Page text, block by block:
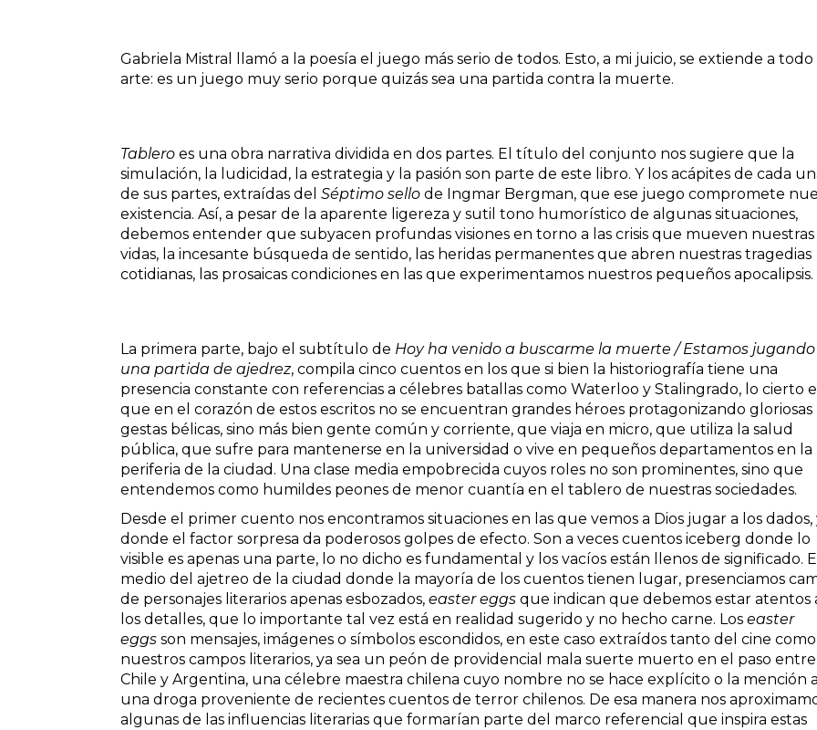
Gabriela Mistral llamó a la poesía el juego más serio de todos. Esto, a mi juicio, se extiende a todo
arte: es un juego muy serio porque quizás sea una partida contra la muerte.
Tablero es una obra narrativa dividida en dos partes. El título del conjunto nos sugiere que la
simulación, la ludicidad, la estrategia y la pasión son parte de este libro. Y los acápites de cada
de sus partes, extraídas del Séptimo sello de Ingmar Bergman, que ese juego compromete
existencia. Así, a pesar de la aparente ligereza y sutil tono humorístico de algunas situaciones,
debemos entender que subyacen profundas visiones en torno a las crisis que mueven nuestras
vidas, la incesante búsqueda de sentido, las heridas permanentes que abren nuestras tragedias
cotidianas, las prosaicas condiciones en las que experimentamos nuestros pequeños apocalipsis.
La primera parte, bajo el subtítulo de Hoy ha venido a buscarme la muerte / Estamos jugando
una partida de ajedrez, compila cinco cuentos en los que si bien la historiografía tiene una
presencia constante con referencias a célebres batallas como Waterloo y Stalingrado, lo cierto
que en el corazón de estos escritos no se encuentran grandes héroes protagonizando gloriosas
gestas bélicas, sino más bien gente común y corriente, que viaja en micro, que utiliza la salud
pública, que sufre para mantenerse en la universidad o vive en pequeños departamentos en la
periferia de la ciudad. Una clase media empobrecida cuyos roles no son prominentes, sino que
entendemos como humildes peones de menor cuantía en el tablero de nuestras sociedades.
Desde el primer cuento nos encontramos situaciones en las que vemos a Dios jugar a los dados,
donde el factor sorpresa da poderosos golpes de efecto. Son a veces cuentos iceberg donde lo
visible es apenas una parte, lo no dicho es fundamental y los vacíos están llenos de significado.
medio del ajetreo de la ciudad donde la mayoría de los cuentos tienen lugar, presenciamos
de personajes literarios apenas esbozados, easter eggs que indican que debemos estar atentos
los detalles, que lo importante tal vez está en realidad sugerido y no hecho carne. Los easter
eggs son mensajes, imágenes o símbolos escondidos, en este caso extraídos tanto del cine
nuestros campos literarios, ya sea un peón de providencial mala suerte muerto en el paso entre
Chile y Argentina, una célebre maestra chilena cuyo nombre no se hace explícito o la mención a
una droga proveniente de recientes cuentos de terror chilenos. De esa manera nos
algunas de las influencias literarias que formarían parte del marco referencial que inspira estas